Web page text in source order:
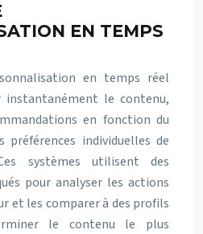
EN TEMPS
en temps réel
instantanément le contenu,
en fonction du
individuelles de
systèmes utilisent des
pour analyser les actions
et les comparer à des profils
le contenu le plus